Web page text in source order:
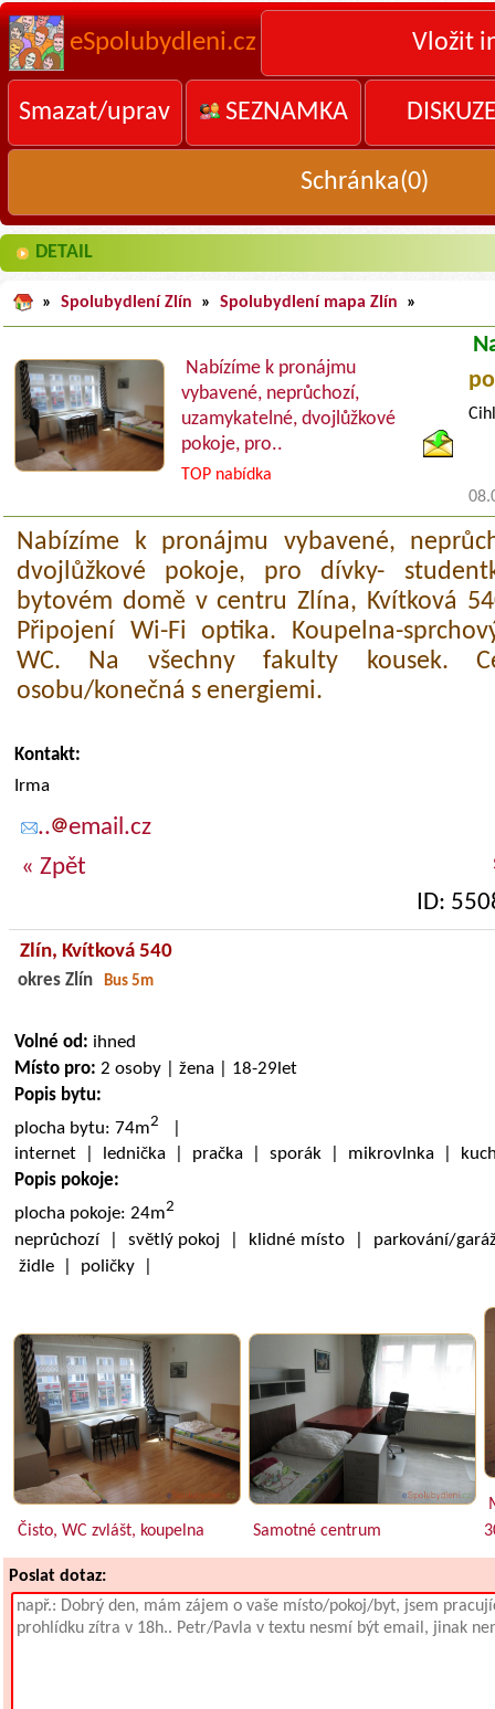
eSpolubydleni.cz Vložit
Smazat/uprav SEZNAMKA
Schránka(0)
DETAIL
» Spolubydlení Zlín » Spolubydlení mapa Zlín »
Nabízíme k pronájmu
vybavené, neprůchozí,
uzamykatelné, dvojlůžkové
pokoje, pro..
TOP nabídka
Nabízíme k pronájmu vybavené,
dvojlůžkové pokoje, pro dívky-
bytovém domě v centru Zlína, Kvítková
Připojení Wi-Fi optika. Koupelna-
WC. Na všechny fakulty kousek.
osobu/konečná s energiemi.
Kontakt:
Irma
..
email.cz
« Zpět
ID:
Zlín, Kvítková 540
okres Zlín Bus 5m
Volné od: ihned
Místo pro: 2 osoby | žena | 18-29let
Popis bytu:
plocha bytu: 74m2
internet | lednička | pračka | sporák | mikrovlnka |
Popis pokoje:
plocha pokoje: 24m2
neprůchozí | světlý pokoj | klidné místo | parkování/
židle | poličky |
Čisto, WC zvlášt, koupelna Samotné centrum
Poslat dotaz: